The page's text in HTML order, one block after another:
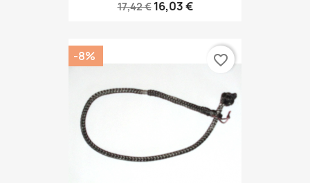
17,42 € 16,03 €
-8% favorite_border